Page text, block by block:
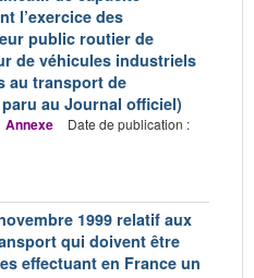
l’exercice des
public routier de
de véhicules industriels
au transport de
au Journal officiel)
Annexe
Date de publication :
1999 relatif aux
qui doivent être
effectuant en France un